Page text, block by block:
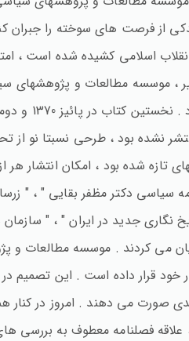
از فرصت های سوخته را جبران
اسلامی کشیده شده است ،
موسسه مطالعات و پژوهشهای
بود ، طرحی نسبتا نو از
شده بود ، امکان انتشار
دکتر مظفر بقایی " ، "
جدید در ایران " ، " سازمان
می کردند . موسسه مطالعات
خود قرار داده است . این
می دهند . امروز در کنار
فصلنامه معطوف به بررسی